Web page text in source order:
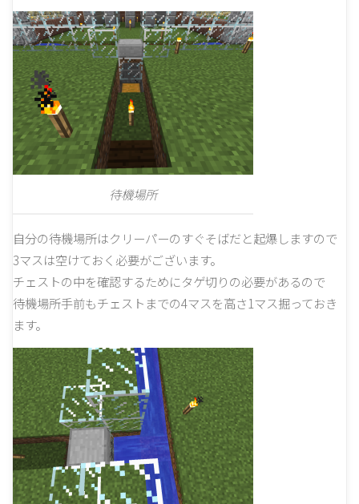
待機場所
自分の待機場所はクリーパーのすぐそばだと起爆しますので
3マスは空けておく必要がございます。
チェストの中を確認するためにタゲ切りの必要があるので
待機場所手前もチェストまでの4マスを高さ1マス掘っておき
ます。